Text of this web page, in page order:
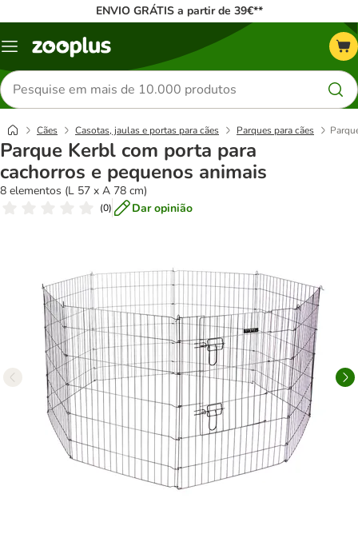
ENVIO GRÁTIS a partir de 39€**
Menu
Pesquisar
produtos
Cães Casotas, jaulas e portas para cães Parques para cães
Parque Kerbl com porta para
cachorros e pequenos animais
8 elementos (L 57 x A 78 cm)
(0) Dar opinião